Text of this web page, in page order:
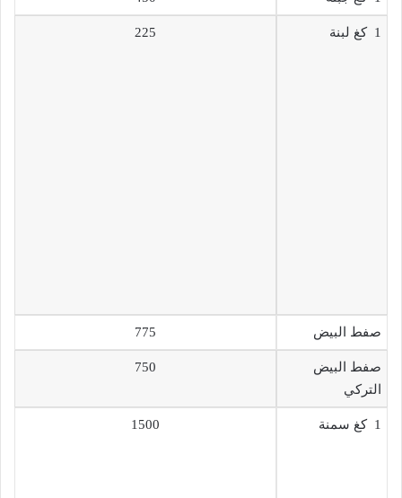
1 كغ لبنة 225
صفط البيض 775
صفط البيض
التركي
750
1 كغ سمنة 1500